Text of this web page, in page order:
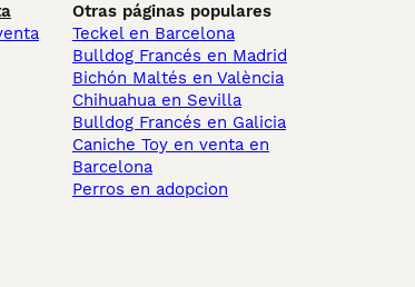
Otras páginas populares
Teckel en Barcelona
Bulldog Francés en Madrid
Bichón Maltés en València
Chihuahua en Sevilla
Bulldog Francés en Galicia
Caniche Toy en venta en
Barcelona
Perros en adopcion